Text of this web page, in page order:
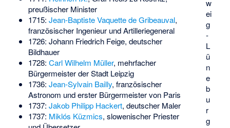
w
ei
g
-
L
ü
n
e
b
u
r
g
preußischer Minister
1715: Jean-Baptiste Vaquette de Gribeauval,
französischer Ingenieur und Artilleriegeneral
1726: Johann Friedrich Feige, deutscher
Bildhauer
1728: Carl Wilhelm Müller, mehrfacher
Bürgermeister der Stadt Leipzig
1736: Jean-Sylvain Bailly, französischer
Astronom und erster Bürgermeister von Paris
1737: Jakob Philipp Hackert, deutscher Maler
1737: Miklós Küzmics, slowenischer Priester